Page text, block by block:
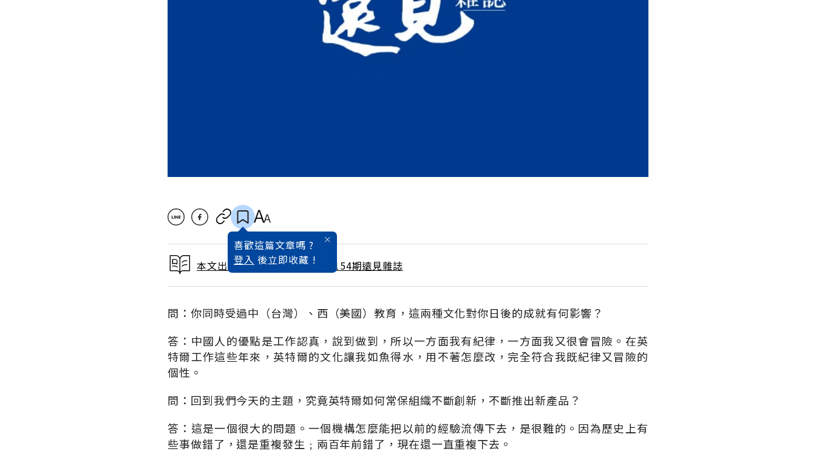
喜歡這篇文章嗎 ?
登入 後立即收藏 !
本文出自 1999 / 4月號雜誌 第154期遠見雜誌
問：你同時受過中（台灣）、西（美國）教育，這兩種文化對你日後的成就有何影響？
答：中國人的優點是工作認真，說到做到，所以一方面我有紀律，一方面我又很會冒險。在英
特爾工作這些年來，英特爾的文化讓我如魚得水，用不著怎麼改，完全符合我既紀律又冒險的
個性。
問：回到我們今天的主題，究竟英特爾如何常保組織不斷創新，不斷推出新產品？
答：這是一個很大的問題。一個機構怎麼能把以前的經驗流傳下去，是很難的。因為歷史上有
些事做錯了，還是重複發生﹔兩百年前錯了，現在還一直重複下去。